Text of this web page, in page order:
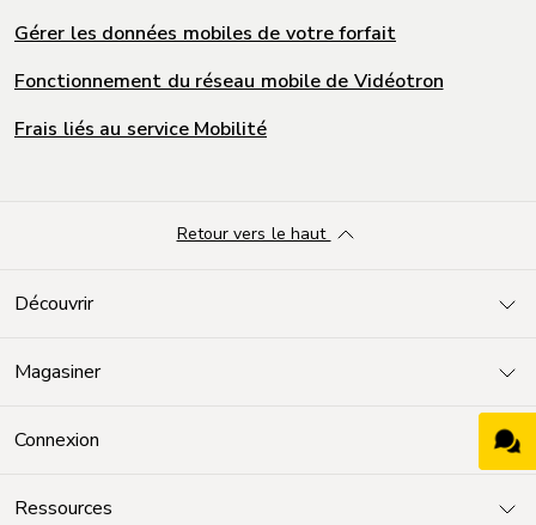
Gérer les données mobiles de votre forfait
Fonctionnement du réseau mobile de Vidéotron
Frais liés au service Mobilité
Découvrir
Magasiner
Connexion
Ressources
Retour vers le haut